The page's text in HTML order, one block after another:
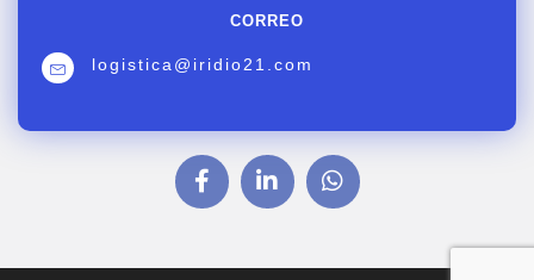
CORREO
logistica@iridio21.com